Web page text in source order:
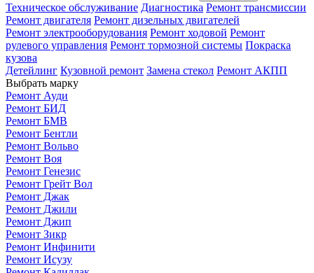
Техническое обслуживание Диагностика Ремонт трансмиссии
Ремонт двигателя Ремонт дизельных двигателей
Ремонт электрооборудования Ремонт ходовой Ремонт
рулевого управления Ремонт тормозной системы Покраска
кузова
Детейлинг Кузовной ремонт Замена стекол Ремонт АКПП
Выбрать марку
Ремонт Ауди
Ремонт БИД
Ремонт БМВ
Ремонт Бентли
Ремонт Вольво
Ремонт Воя
Ремонт Генезис
Ремонт Грейт Вол
Ремонт Джак
Ремонт Джили
Ремонт Джип
Ремонт Зикр
Ремонт Инфинити
Ремонт Исузу